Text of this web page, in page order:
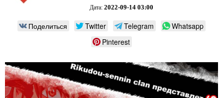
Дата: 2022-09-14 03:00
Поделиться Twitter Telegram
Whatsapp
Pinterest